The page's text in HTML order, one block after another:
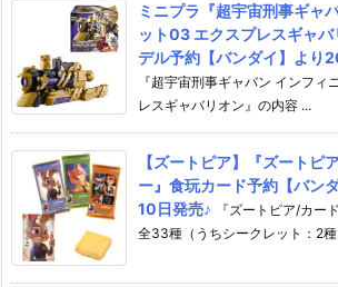
ミニプラ『超宇宙刑事ギャ
ット03 エクスプレスギャ
デル予約【バンダイ】より
『超宇宙刑事ギャバン インフ
レスギャバリオン』の内容 ...
【ズートピア】『ズートピ
ー』食玩カード予約【バン
10日発売♪
『ズートピア/カー
全33種（うちシークレット：2